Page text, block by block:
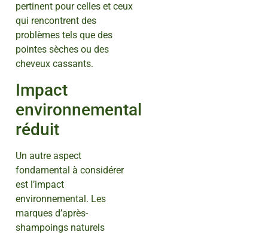
pertinent pour celles et ceux
qui rencontrent des
problèmes tels que des
pointes sèches ou des
cheveux cassants.
Impact
environnemental
réduit
Un autre aspect
fondamental à considérer
est l’impact
environnemental. Les
marques d’après-
shampoings naturels